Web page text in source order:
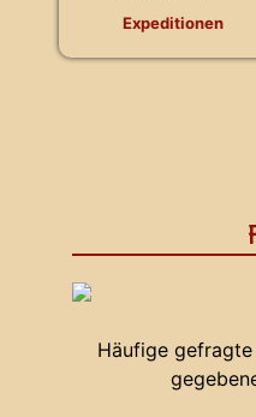
Expeditionen
Häufige